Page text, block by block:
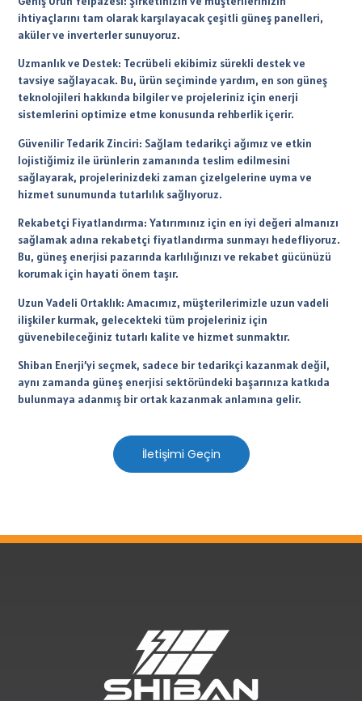
ihtiyaçlarını tam olarak karşılayacak çeşitli güneş panelleri,
aküler ve inverterler sunuyoruz.
Uzmanlık ve Destek: Tecrübeli ekibimiz sürekli destek ve
tavsiye sağlayacak. Bu, ürün seçiminde yardım, en son güneş
teknolojileri hakkında bilgiler ve projeleriniz için enerji
sistemlerini optimize etme konusunda rehberlik içerir.
Güvenilir Tedarik Zinciri: Sağlam tedarikçi ağımız ve etkin
lojistiğimiz ile ürünlerin zamanında teslim edilmesini
sağlayarak, projelerinizdeki zaman çizelgelerine uyma ve
hizmet sunumunda tutarlılık sağlıyoruz.
Rekabetçi Fiyatlandırma: Yatırımınız için en iyi değeri almanızı
sağlamak adına rekabetçi fiyatlandırma sunmayı hedefliyoruz.
Bu, güneş enerjisi pazarında karlılığınızı ve rekabet gücünüzü
korumak için hayati önem taşır.
Uzun Vadeli Ortaklık: Amacımız, müşterilerimizle uzun vadeli
ilişkiler kurmak, gelecekteki tüm projeleriniz için
güvenebileceğiniz tutarlı kalite ve hizmet sunmaktır.
Shiban Enerji’yi seçmek, sadece bir tedarikçi kazanmak değil,
aynı zamanda güneş enerjisi sektöründeki başarınıza katkıda
bulunmaya adanmış bir ortak kazanmak anlamına gelir.
İletişimi Geçin